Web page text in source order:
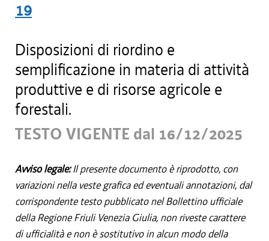
19
Disposizioni di riordino e
semplificazione in materia di attività
produttive e di risorse agricole e
forestali.
TESTO VIGENTE dal 16/12/2025
Avviso legale:Il presente documento è riprodotto, con
variazioni nella veste grafica ed eventuali annotazioni, dal
corrispondente testo pubblicato nel Bollettino ufficiale
della Regione Friuli Venezia Giulia, non riveste carattere
di ufficialità e non è sostitutivo in alcun modo della